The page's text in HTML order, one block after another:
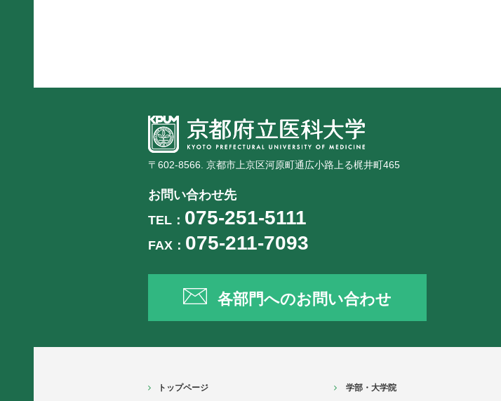
〒602-8566. 京都市上京区河原町通広小路上る梶井町465
お問い合わせ先
TEL： 075-251-5111
FAX： 075-211-7093
各部門へのお問い合わせ
トップページ
学部・大学院